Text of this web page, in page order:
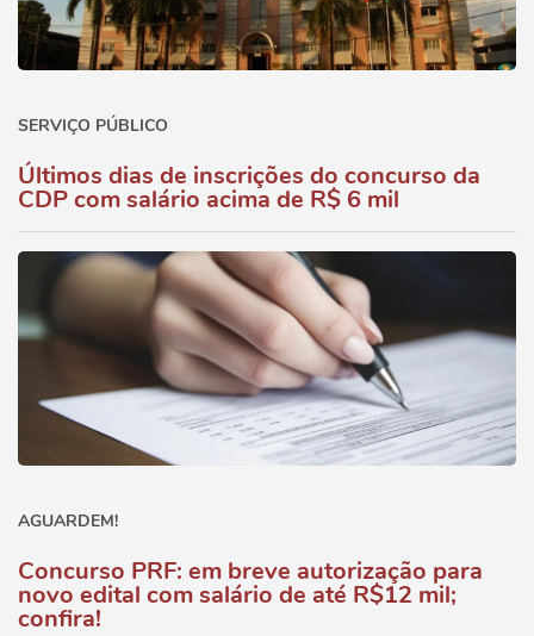
SERVIÇO PÚBLICO
Últimos dias de inscrições do concurso da
CDP com salário acima de R$ 6 mil
AGUARDEM!
Concurso PRF: em breve autorização para
novo edital com salário de até R$12 mil;
confira!